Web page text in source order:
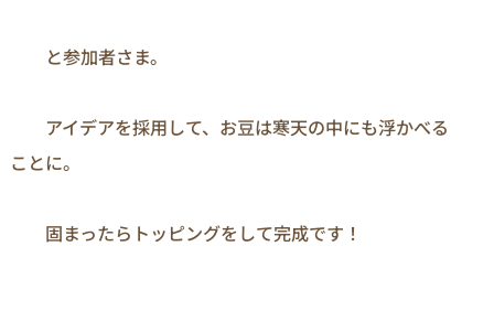
と参加者さま。
アイデアを採用して、お豆は寒天の中にも浮かべる
ことに。